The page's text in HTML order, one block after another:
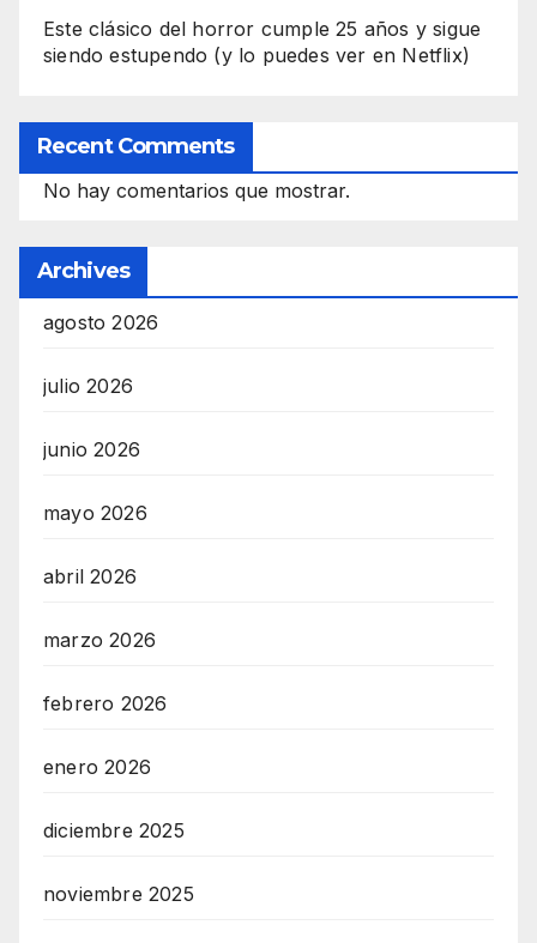
Este clásico del horror cumple 25 años y sigue
siendo estupendo (y lo puedes ver en Netflix)
Recent Comments
No hay comentarios que mostrar.
Archives
agosto 2026
julio 2026
junio 2026
mayo 2026
abril 2026
marzo 2026
febrero 2026
enero 2026
diciembre 2025
noviembre 2025